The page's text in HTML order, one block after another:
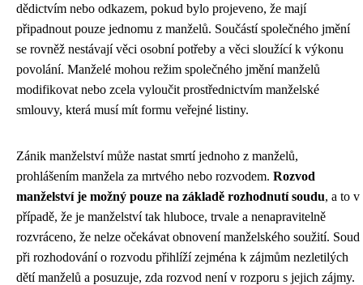
dědictvím nebo odkazem, pokud bylo projeveno, že mají
připadnout pouze jednomu z manželů. Součástí společného jmění
se rovněž nestávají věci osobní potřeby a věci sloužící k výkonu
povolání. Manželé mohou režim společného jmění manželů
modifikovat nebo zcela vyloučit prostřednictvím manželské
smlouvy, která musí mít formu veřejné listiny.
Zánik manželství může nastat smrtí jednoho z manželů,
prohlášením manžela za mrtvého nebo rozvodem. Rozvod
manželství je možný pouze na základě rozhodnutí soudu, a to v
případě, že je manželství tak hluboce, trvale a nenapravitelně
rozvráceno, že nelze očekávat obnovení manželského soužití. Soud
při rozhodování o rozvodu přihlíží zejména k zájmům nezletilých
dětí manželů a posuzuje, zda rozvod není v rozporu s jejich zájmy.